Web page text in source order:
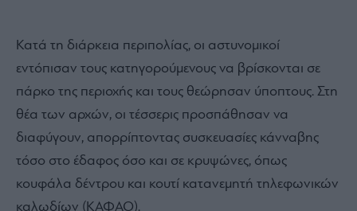
Κατά τη διάρκεια περιπολίας, οι αστυνομικοί
εντόπισαν τους κατηγορούμενους να βρίσκονται σε
πάρκο της περιοχής και τους θεώρησαν ύποπτους. Στη
θέα των αρχών, οι τέσσερις προσπάθησαν να
διαφύγουν, απορρίπτοντας συσκευασίες κάνναβης
τόσο στο έδαφος όσο και σε κρυψώνες, όπως
κουφάλα δέντρου και κουτί κατανεμητή τηλεφωνικών
καλωδίων (ΚΑΦΑΟ).